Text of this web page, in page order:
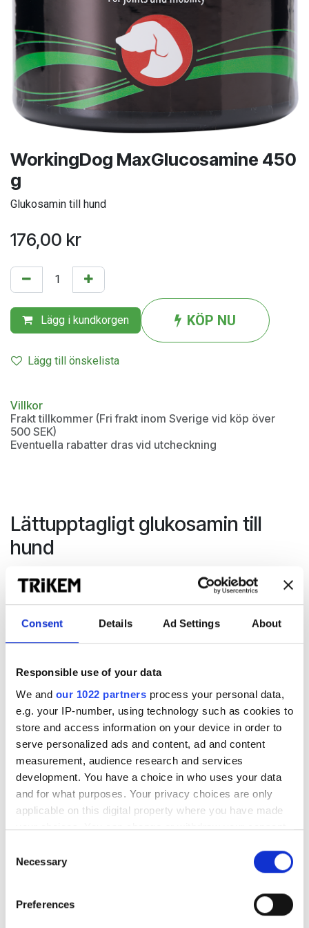
Consent Details Ad Settings About
Responsible use of your data
We and our 1022 partners process your personal data,
e.g. your IP-number, using technology such as cookies to
store and access information on your device in order to
serve personalized ads and content, ad and content
measurement, audience research and services
development. You have a choice in who uses your data
and for what purposes. Your privacy choices are only
applicable on this digital property where you have made
your choices. You can change or withdraw your consent
the Privacy trigger icon.
Collect information about your geographical
Selection
Necessary
Preferences
WorkingDog MaxGlucosamine 450
g
Glukosamin till hund
176,00 kr
Lägg i kundkorgen KÖP NU
Lägg till önskelista
Villkor
Frakt tillkommer (Fri frakt inom Sverige vid köp över
500 SEK)
Eventuella rabatter dras vid utcheckning
Lättupptagligt glukosamin till
hund
upptagningsförmåga. Glukosamin ingår naturligt i kroppen
och deltar i uppbyggnaden och bildandet av ledbrosk.Med
ökad ålder eller vid långvarig träning orsakas slitage av
som är essentiell i bildandet av brosk.
Max Glucosamine är formulerad i en välsmakande och nyttig
prebiotisk jästkultur som stabiliserar tarmfloran och
förbättrar näringsupptaget.